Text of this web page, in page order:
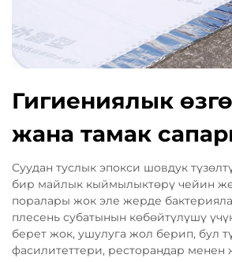
Гигиениялык
жана тамак
Суудан туслык эпокси шовдук
бир майлык кыймылыктөрү чейин
поралары жок эле жерде
плесень субатынын көбөйтүлүшү
берет жок, ушулуга жол берип, бул
фасилитеттери, ресторандар менен